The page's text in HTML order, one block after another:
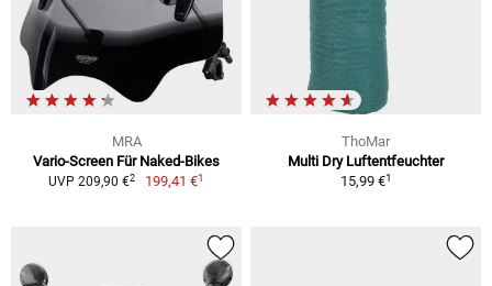
MRA
Vario-Screen Für Naked-Bikes
UVP 209,90 €2 199,41 €1
ThoMar
Multi Dry Luftentfeuchter
15,99 €1